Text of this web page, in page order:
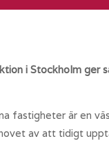
i Stockholm
fastigheter är en
av att tidigt